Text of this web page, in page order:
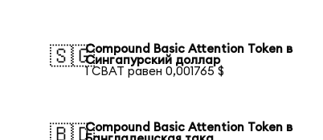
🇸🇬Compound Basic Attention Token в
Сингапурский доллар
1 CBAT равен 0,001765 $
🇧🇩Compound Basic Attention Token в